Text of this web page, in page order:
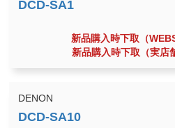
新品購入時下取（
新品購入時下取（実店
DENON